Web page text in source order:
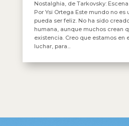
Nostalghia, de Tarkovsky:
Por Ysi Ortega Este mundo no
pueda ser feliz. No ha sido
humana, aunque muchos crean
existencia. Creo que estamos en
luchar, para...